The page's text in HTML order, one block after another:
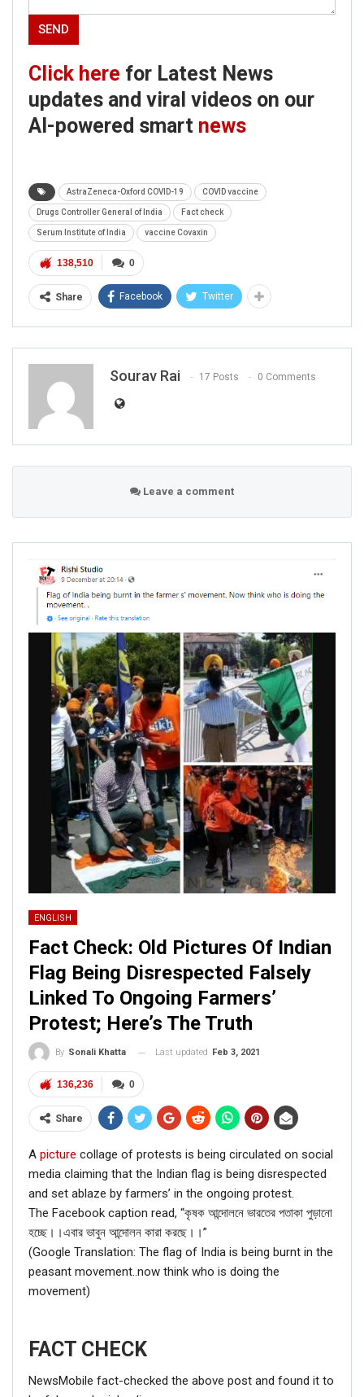
Click here for Latest News
updates and viral videos on our
AI-powered smart news
AstraZeneca-Oxford COVID-19 COVID vaccine
Drugs Controller General of India Fact check
Serum Institute of India vaccine Covaxin
0
138,510
Share Facebook Twitter
Sourav Rai 17 Posts 0 Comments
Leave a comment
ENGLISH
Fact Check: Old Pictures Of Indian
Flag Being Disrespected Falsely
Linked To Ongoing Farmers’
Protest; Here’s The Truth
By Sonali Khatta Last updated Feb 3, 2021
0
136,236
Share
A picture collage of protests is being circulated on social
media claiming that the Indian flag is being disrespected
and set ablaze by farmers’ in the ongoing protest.
The Facebook caption read, “কৃষক আন্দোলনে ভারতের পতাকা পুড়ানো
হচ্ছে।।এবার ভাবুন আন্দোলন কারা করছে।।”
(Google Translation: The flag of India is being burnt in the
peasant movement..now think who is doing the
movement)
FACT CHECK
NewsMobile fact-checked the above post and found it to